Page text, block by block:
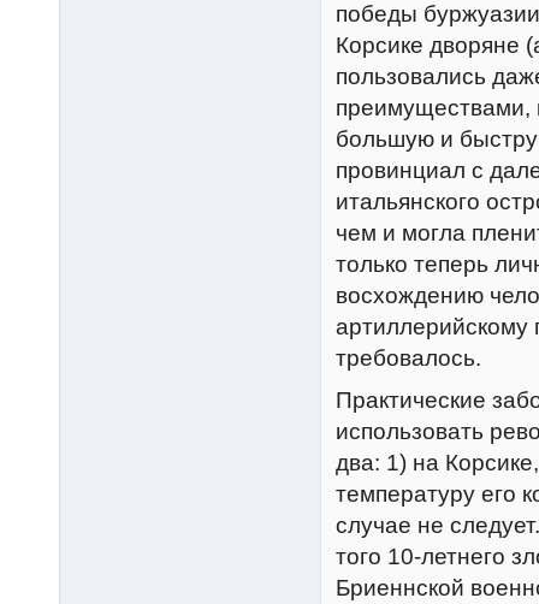
победы
Корсике дворяне
пользовались
преимуществами,
большую и
провинциал с
итальянского
чем и могла
только теперь
восхождению
артиллерийскому
требовалось.
Практические
использовать
два: 1) на
температуру его
случае не
того 10-летнего
Бриеннской